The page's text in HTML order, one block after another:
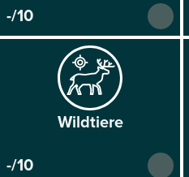
-/10
Wild­tiere
-/10